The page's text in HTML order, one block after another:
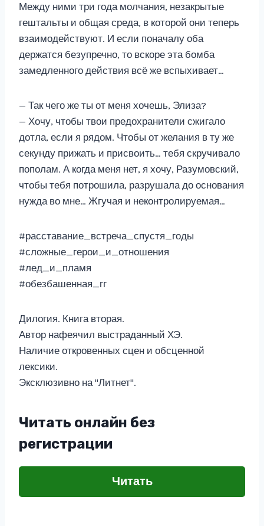
Между ними три года молчания, незакрытые
гештальты и общая среда, в которой они теперь
взаимодействуют. И если поначалу оба
держатся безупречно, то вскоре эта бомба
замедленного действия всё же вспыхивает…
— Так чего же ты от меня хочешь, Элиза?
— Хочу, чтобы твои предохранители сжигало
дотла, если я рядом. Чтобы от желания в ту же
секунду прижать и присвоить… тебя скручивало
пополам. А когда меня нет, я хочу, Разумовский,
чтобы тебя потрошила, разрушала до основания
нужда во мне… Жгучая и неконтролируемая…
#расставание_встреча_спустя_годы
#сложные_герои_и_отношения
#лед_и_пламя
#обезбашенная_гг
Дилогия. Книга вторая.
Автор нафеячил выстраданный ХЭ.
Наличие откровенных сцен и обсценной
лексики.
Эксклюзивно на "Литнет".
Читать онлайн без
регистрации
Читать